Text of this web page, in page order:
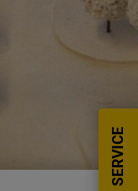
SERVICE